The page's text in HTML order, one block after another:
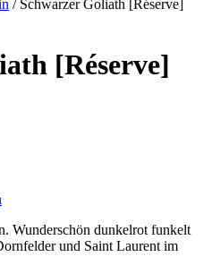
/ Schwarzer Goliath [Réserve]
[Réserve]
Wunderschön dunkelrot funkelt
und Saint Laurent im